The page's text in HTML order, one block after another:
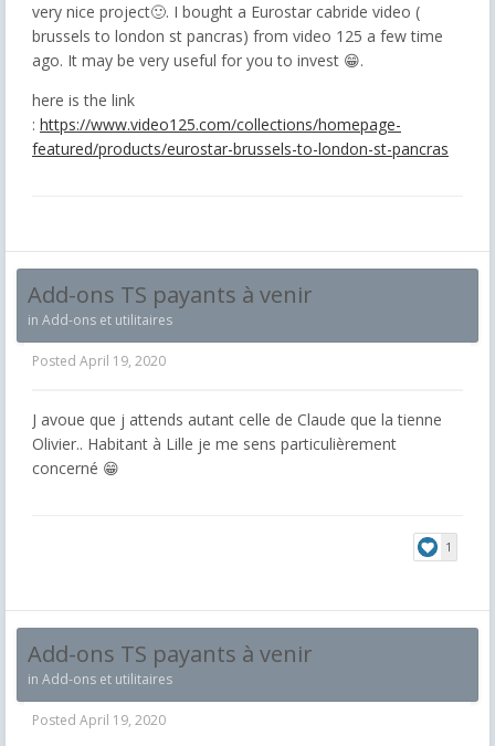
very nice project🙂. I bought a Eurostar cabride video (
brussels to london st pancras) from video 125 a few time
ago. It may be very useful for you to invest 😁.
here is the link
: https://www.video125.com/collections/homepage-
featured/products/eurostar-brussels-to-london-st-pancras
Add-ons TS payants à venir
in Add-ons et utilitaires
Posted April 19, 2020
J avoue que j attends autant celle de Claude que la tienne
Olivier.. Habitant à Lille je me sens particulièrement
concerné 😁
1
Add-ons TS payants à venir
in Add-ons et utilitaires
Posted April 19, 2020